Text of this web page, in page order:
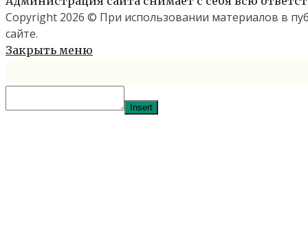
Copyright 2026 © При использовании материалов в
сайте.
Закрыть меню
Insert